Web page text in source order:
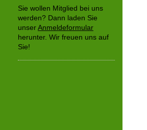
Sie wollen Mitglied bei uns
werden? Dann laden Sie
unserAnmeldeformular
herunter. Wir freuen uns auf
Sie!